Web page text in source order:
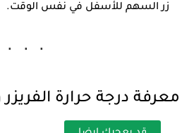
زرالسهم للأسفل في نفس الوقت.
معرفة درجة حرارة الفريزر